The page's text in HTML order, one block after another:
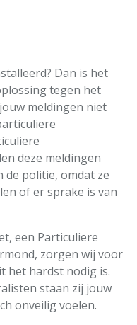
Dan is het
tegen het
meldingen niet
deze meldingen
politie, omdat ze
of er sprake is van
een Particuliere
zorgen wij voor
het hardst nodig is.
staan zij jouw
onveilig voelen.